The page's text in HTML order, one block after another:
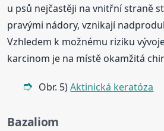
u psů nejčastěji na vnitřní straně
pravými nádory, vznikají
Vzhledem k možnému riziku
karcinom je na místě okamžitá
Obr. 5)Aktinická keratóza
Bazaliom